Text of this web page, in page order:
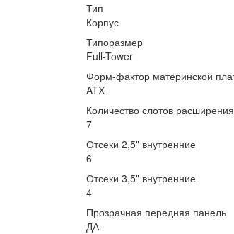
Тип
Корпус
Типоразмер
Full-Tower
Форм-фактор материнской
ATX
Количество слотов расширения
7
Отсеки 2,5" внутренние
6
Отсеки 3,5" внутренние
4
Прозрачная передняя панель
ДА